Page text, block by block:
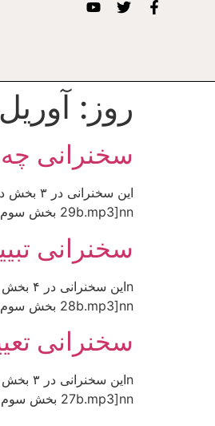
روز: آوریل 29, 2016
سخنرانى چه
29b.mp3]nn بخش سوم n[Audio: 2016-04-29c.mp3]
سخنرانى
28b.mp3]nn بخش سوم n[Audio: 2016-04-28c.mp3]nn بخش چهارم n[Audio: 2016-04-28d.mp3]n
سخنرانى
27b.mp3]nn بخش سوم n[Audio: 2016-04-27c.mp3]n